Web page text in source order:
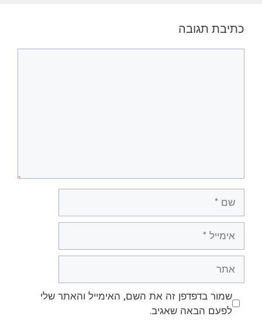
כתיבת תגובה
שמור בדפדפן זה את השם, האימייל והאתר שלי
לפעם הבאה שאגיב.